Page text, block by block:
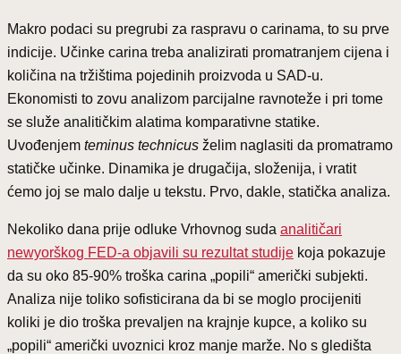
Makro podaci su pregrubi za raspravu o carinama, to su prve
indicije. Učinke carina treba analizirati promatranjem cijena i
količina na tržištima pojedinih proizvoda u SAD-u.
Ekonomisti to zovu analizom parcijalne ravnoteže i pri tome
se služe analitičkim alatima komparativne statike.
Uvođenjem teminus technicus želim naglasiti da promatramo
statičke učinke. Dinamika je drugačija, složenija, i vratit
ćemo joj se malo dalje u tekstu. Prvo, dakle, statička analiza.
Nekoliko dana prije odluke Vrhovnog suda analitičari
newyorškog FED-a objavili su rezultat studije koja pokazuje
da su oko 85-90% troška carina „popili“ američki subjekti.
Analiza nije toliko sofisticirana da bi se moglo procijeniti
koliki je dio troška prevaljen na krajnje kupce, a koliko su
„popili“ američki uvoznici kroz manje marže. No s gledišta